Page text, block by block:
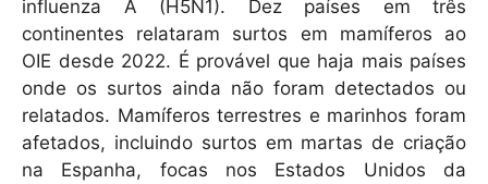
influenza A (H5N1). Dez países em três
continentes relataram surtos em mamíferos ao
OIE desde 2022. É provável que haja mais países
onde os surtos ainda não foram detectados ou
relatados. Mamíferos terrestres e marinhos foram
afetados, incluindo surtos em martas de criação
na Espanha, focas nos Estados Unidos da